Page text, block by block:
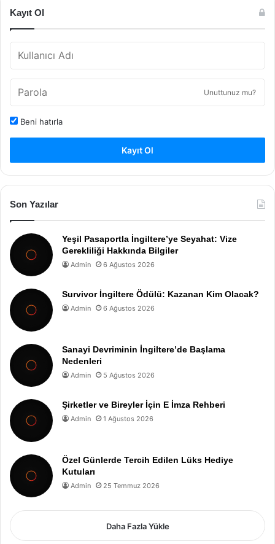
Kayıt Ol
Unuttunuz mu?
Beni hatırla
Kayıt Ol
Son Yazılar
Yeşil Pasaportla İngiltere’ye Seyahat: Vize
Gerekliliği Hakkında Bilgiler
Admin 6 Ağustos 2026
Survivor İngiltere Ödülü: Kazanan Kim Olacak?
Admin 6 Ağustos 2026
Sanayi Devriminin İngiltere’de Başlama
Nedenleri
Admin 5 Ağustos 2026
Şirketler ve Bireyler İçin E İmza Rehberi
Admin 1 Ağustos 2026
Özel Günlerde Tercih Edilen Lüks Hediye
Kutuları
Admin 25 Temmuz 2026
Daha Fazla Yükle